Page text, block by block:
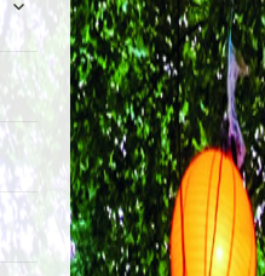
anzeigen